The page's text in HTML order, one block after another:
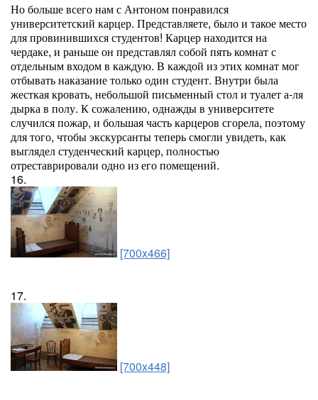
Но больше всего нам с Антоном понравился
университетский карцер. Представляете, было и такое место
для провинившихся студентов! Карцер находится на
чердаке, и раньше он представлял собой пять комнат с
отдельным входом в каждую. В каждой из этих комнат мог
отбывать наказание только один студент. Внутри была
жесткая кровать, небольшой письменный стол и туалет а-ля
дырка в полу. К сожалению, однажды в университете
случился пожар, и большая часть карцеров сгорела, поэтому
для того, чтобы экскурсанты теперь смогли увидеть, как
выглядел студенческий карцер, полностью
отреставрировали одно из его помещений.
16.
[700x466]
17.
[700x448]